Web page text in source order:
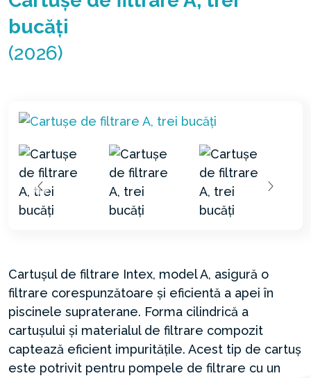
bucăți
(2026)
Cartușul de filtrare Intex, model A, asigură o
filtrare corespunzătoare și eficientă a apei în
piscinele supraterane. Forma cilindrică a
cartușului și materialul de filtrare compozit
captează eficient impuritățile. Acest tip de cartuș
este potrivit pentru pompele de filtrare cu un